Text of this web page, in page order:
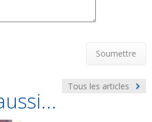
Soumettre
Tous les articles